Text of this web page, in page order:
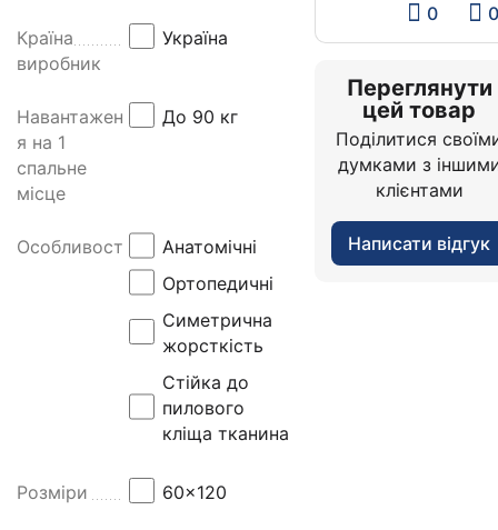
s
B
n
a
n
a
о
й
Країна
виробник
Україна
Навантаженн
я на 1
спальне
місце
До 90 кг
Особливості
Анатомічні
Ортопедичні
Симетрична
жорсткість
Стійка до
пилового
кліща тканина
Розміри 60x120
0
0
Переглянути
цей товар
Поділитися
думками з
клієнтами
Написати відгук